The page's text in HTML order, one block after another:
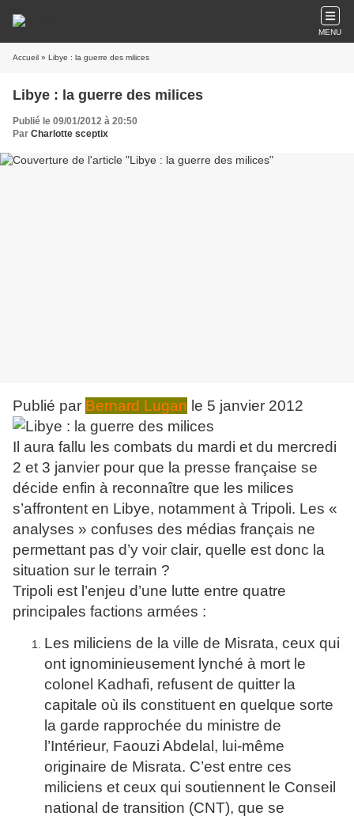
MENU
Accueil » Libye : la guerre des milices
Libye : la guerre des milices
Publié le 09/01/2012 à 20:50
Par Charlotte sceptix
Publié par Bernard Lugan le 5 janvier 2012
Il aura fallu les combats du mardi et du mercredi
2 et 3 janvier pour que la presse française se
décide enfin à reconnaître que les milices
s’affrontent en Libye, notamment à Tripoli. Les «
analyses » confuses des médias français ne
permettant pas d’y voir clair, quelle est donc la
situation sur le terrain ?
Tripoli est l’enjeu d’une lutte entre quatre
principales factions armées :
Les miliciens de la ville de Misrata, ceux qui
ont ignominieusement lynché à mort le
colonel Kadhafi, refusent de quitter la
capitale où ils constituent en quelque sorte
la garde rapprochée du ministre de
l’Intérieur, Faouzi Abdelal, lui-même
originaire de Misrata. C’est entre ces
miliciens et ceux qui soutiennent le Conseil
national de transition (CNT), que se